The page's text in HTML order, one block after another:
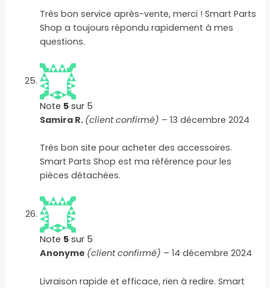
Très bon service après-vente, merci ! Smart Parts
Shop a toujours répondu rapidement à mes
questions.
Note 5 sur 5
Samira R. (client confirmé) – 13 décembre 2024
Très bon site pour acheter des accessoires.
Smart Parts Shop est ma référence pour les
pièces détachées.
Note 5 sur 5
Anonyme (client confirmé) – 14 décembre 2024
Livraison rapide et efficace, rien à redire. Smart